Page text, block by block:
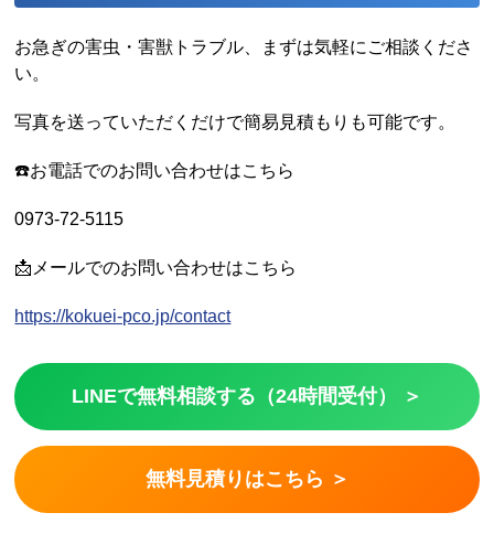
お急ぎの害虫・害獣トラブル、まずは気軽にご相談くださ
い。
写真を送っていただくだけで簡易見積もりも可能です。
☎️お電話でのお問い合わせはこちら
0973-72-5115
📩メールでのお問い合わせはこちら
https://kokuei-pco.jp/contact
LINEで無料相談する（24時間受付） ＞
無料見積りはこちら ＞